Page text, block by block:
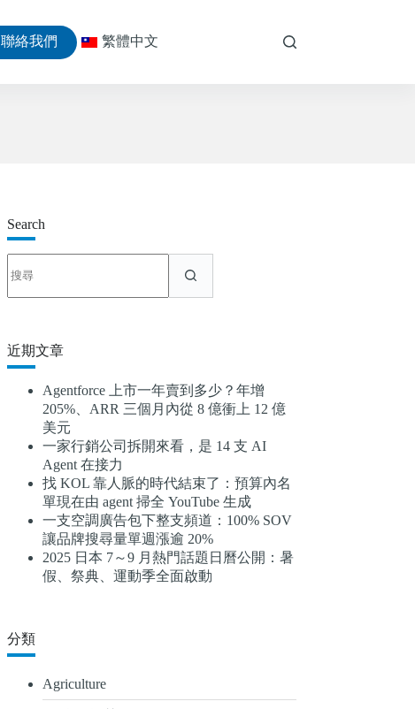
聯絡我們 繁體中文
Search
不
到
條
件
近期文章
Agentforce 上市一年賣到多少？年增
205%、ARR 三個月內從 8 億衝上 12 億
美元
一家行銷公司拆開來看，是 14 支 AI
Agent 在接力
找 KOL 靠人脈的時代結束了：預算內名
單現在由 agent 掃全 YouTube 生成
一支空調廣告包下整支頻道：100% SOV
讓品牌搜尋量單週漲逾 20%
2025 日本 7～9 月熱門話題日曆公開：暑
假、祭典、運動季全面啟動
分類
Agriculture